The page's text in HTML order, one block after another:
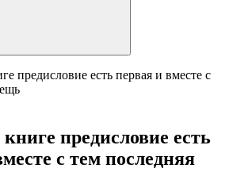
предисловие есть
с тем последняя